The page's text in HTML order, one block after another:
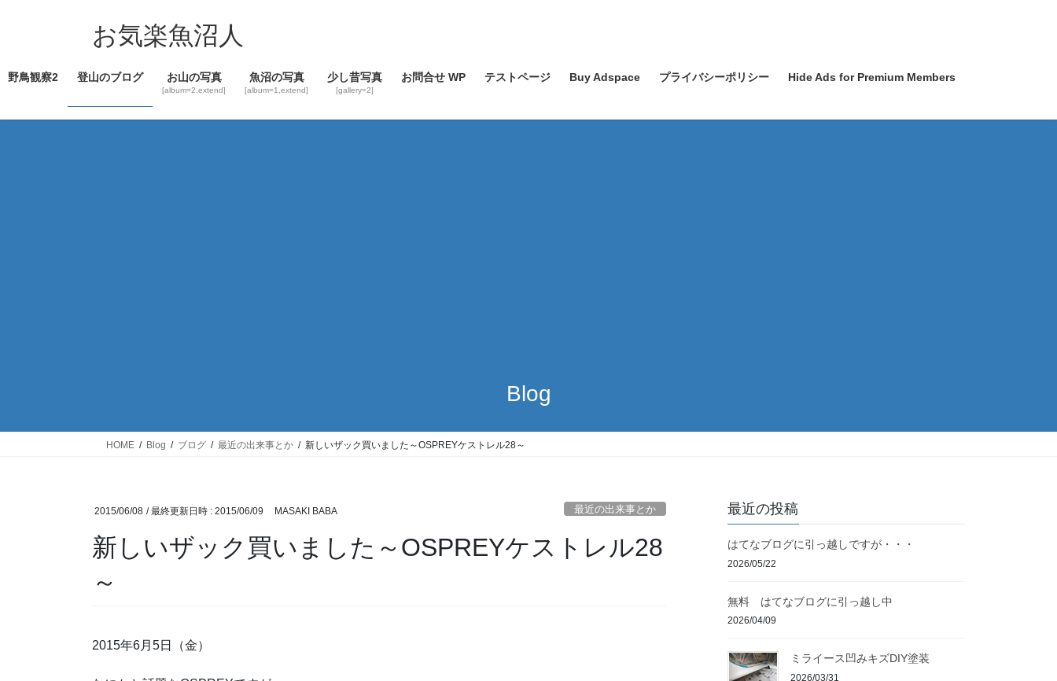
ツ
ス
シ
ン
お気楽魚沼人
野鳥観察2 登山のブログ お山の写真
[album=2,extend]
魚沼の写真
[album=1,extend]
少し昔写真
[gallery=2]
お問合せ WP テストページ Buy Adspace プライバシーポリシー Hide Ads for Premium Members
Blog
HOME Blog ブログ 最近の出来事とか 新しいザック買いました～OSPREYケストレル28～
2015/06/08 / 最終更新日時 : 2015/06/09 MASAKI BABA 最近の出来事とか
新しいザック買いました～OSPREYケストレル28
～
2015年6月5日（金）
最近の投稿
はてなブログに引っ越しですが・・・
2026/05/22
無料 はてなブログに引っ越し中
2026/04/09
ミライース凹みキズDIY塗装
2026/03/31